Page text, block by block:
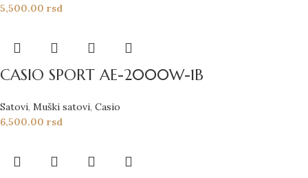
5,500.00 rsd
CASIO SPORT AE-2000W-1B
Satovi, Muški satovi, Casio
6,500.00 rsd